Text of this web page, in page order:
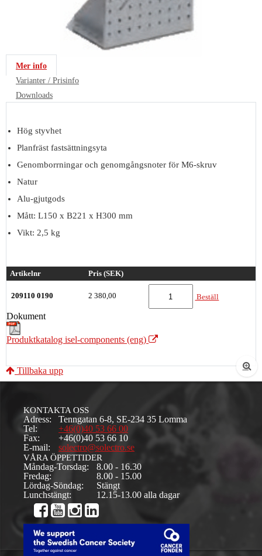
Mer info
Varianter / Prisinfo
Downloads
Hög styvhet
Planfräst fastsättningsyta
Genomborrningar och genomgångsnoter för M6-skruv
Natur
Alu-gjutgods
Mått: L150 x B221 x H300 mm
Vikt: 2,5 kg
Artikelnr Pris (SEK)
209110 0190 2 380,00 Beställ
Dokument
Produktkatalog isel-components (eng)
Tillbaka upp
KONTAKTA OSS
Adress:
Tenngatan 6-8, SE-234 35 Lomma
Tel:
+46(0)40 53 66 00
Fax:
+46(0)40 53 66 10
E-mail:
solectro@solectro.se
VÅRA ÖPPETTIDER
Måndag-Torsdag:
8.00 - 16.30
Fredag:
8.00 - 15.00
Lördag-Söndag:
Stängt
Lunchstängt:
12.15-13.00 alla dagar